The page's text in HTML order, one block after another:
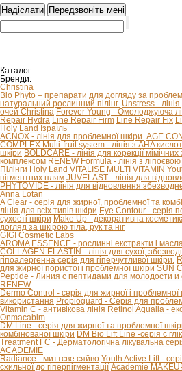
Каталог
Бренди:
Christina
Bio Phyto – препарати для догляду за
натуральний рослинний пілінг. Unstress -
очей Christina Forever Young - Омолоджуюча
Repair Hydra Line Repair Firm Line Repair Fix
Holy Land Ізраїль
ACNOX - лінія для проблемної шкіри. AGE
COMPLEX Multi-fruit system - лінія з AHA
шкіри BOLDCARE - лінія для корекції
комплексом RENEW Formula - лінія з
Пілінги Holy Land VITALISE MULTI VITAMIN
пігментних плям JUVELAST - лінія для
PHYTOMIDE - лінія для відновлення
Anna Lotan
A Clear - серія для жирної, проблемної та
лінія для всіх типів шкіри Eye Contour - серія
сухості шкіри Make Up - декоративна
догляд за шкірою тіла, рук та ніг
GIGI Cosmetic Labs
AROMA ESSENCE - рослинні екстракти і
COLLAGEN ELASTIN - лінія для сухої,
гіпоалергенна серія для гіперчутливої ​​шкіри.
для жирної пористої і проблемної шкіри SUN
Peptide - Линия с пептидами для молодости и
RENEW
Dermo Control - серія для жирної і проблемної
використання Propioguard - Серія для
Vitamin C - антивікова лінія Retinol Aqualia -
Onmacabim
DM Line - серія для жирної та проблемної
комбінованої шкіри DM Bio Lift Line -cерія с
Treatment FC - Дерматологічна лікувальна
ACADEMIE
Radiance - миттєве сяйво Youth Active Lift -
схильної до гіперпігментації Academie